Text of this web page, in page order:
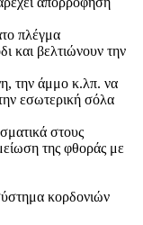
πλέγμα
και βελτιώνουν την
την άμμο κ.λπ. να
εσωτερική σόλα
στους
της φθοράς με
κορδονιών